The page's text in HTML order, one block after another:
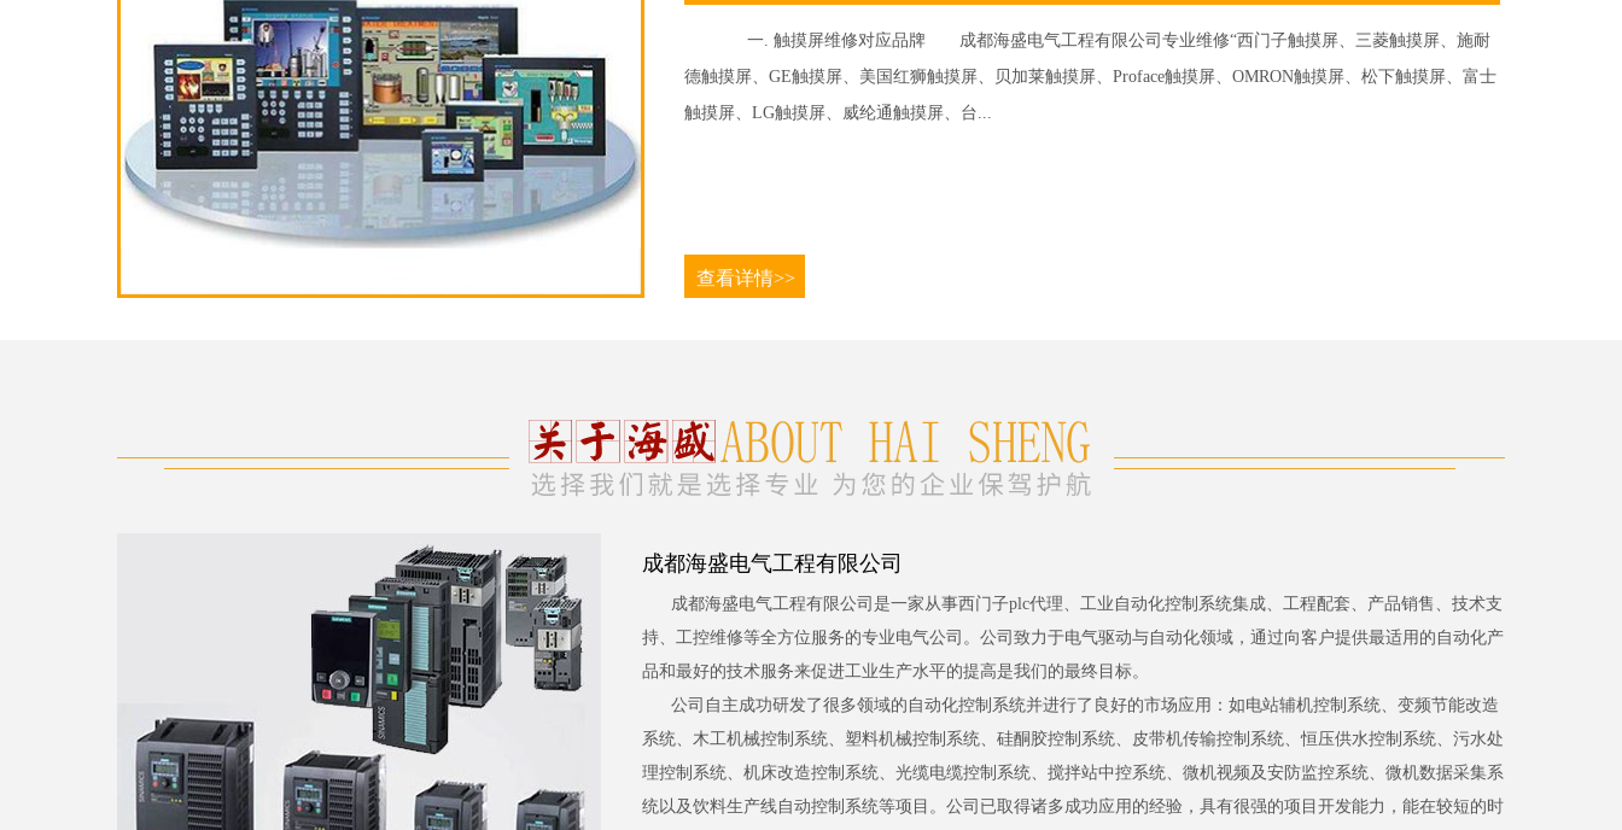
一. 触摸屏维修对应品牌 成都海盛电气工程有限公司专业维修“西门子触摸屏、三菱触摸屏、施耐
德触摸屏、GE触摸屏、美国红狮触摸屏、贝加莱触摸屏、Proface触摸屏、OMRON触摸屏、松下触摸屏、富士
触摸屏、LG触摸屏、威纶通触摸屏、台...
查看详情>>
成都海盛电气工程有限公司
成都海盛电气工程有限公司是一家从事西门子plc代理、工业自动化控制系统集成、工程配套、产品销售、技术支
持、工控维修等全方位服务的专业电气公司。公司致力于电气驱动与自动化领域，通过向客户提供最适用的自动化产
品和最好的技术服务来促进工业生产水平的提高是我们的最终目标。
公司自主成功研发了很多领域的自动化控制系统并进行了良好的市场应用：如电站辅机控制系统、变频节能改造
系统、木工机械控制系统、塑料机械控制系统、硅酮胶控制系统、皮带机传输控制系统、恒压供水控制系统、污水处
理控制系统、机床改造控制系统、光缆电缆控制系统、搅拌站中控系统、微机视频及安防监控系统、微机数据采集系
统以及饮料生产线自动控制系统等项目。公司已取得诸多成功应用的经验，具有很强的项目开发能力，能在较短的时